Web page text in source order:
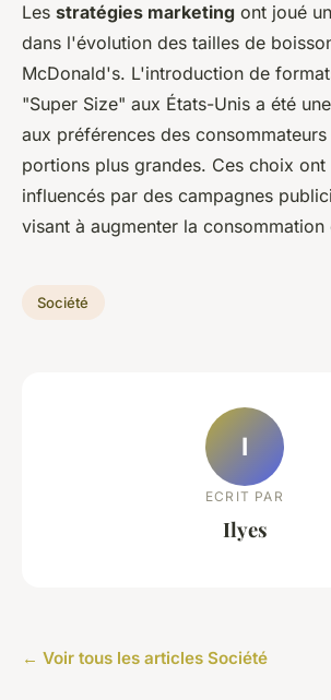
Les stratégies marketing ont joué
dans l'évolution des tailles de
McDonald's. L'introduction de
"Super Size" aux États-Unis a été
aux préférences des
portions plus grandes. Ces choix ont
influencés par des campagnes
visant à augmenter la consommation
Société
I
ECRIT PAR
Ilyes
← Voir tous les articles Société